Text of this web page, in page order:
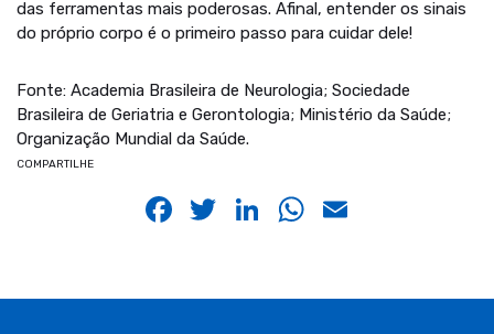
das ferramentas mais poderosas. Afinal, entender os sinais
do próprio corpo é o primeiro passo para cuidar dele!
Fonte: Academia Brasileira de Neurologia; Sociedade
Brasileira de Geriatria e Gerontologia; Ministério da Saúde;
Organização Mundial da Saúde.
COMPARTILHE
Facebook
Twitter
LinkedIn
WhatsApp